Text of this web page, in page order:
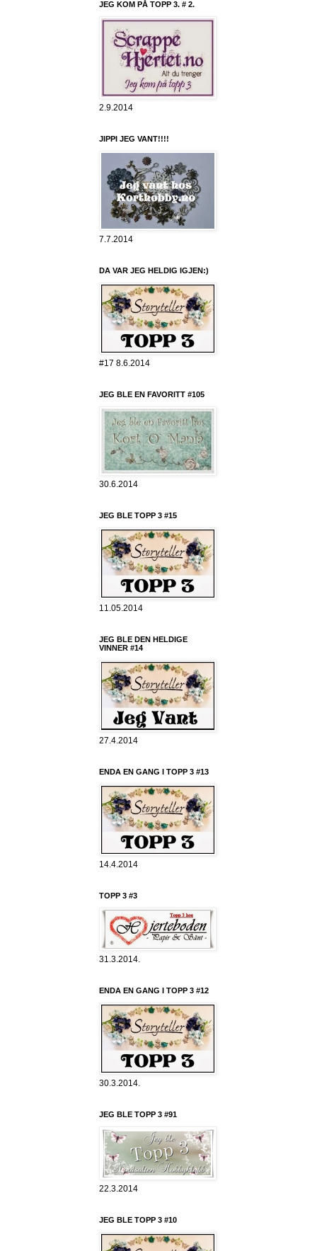
JEG KOM PÅ TOPP 3. # 2.
2.9.2014
JIPPI JEG VANT!!!!
7.7.2014
DA VAR JEG HELDIG IGJEN:)
#17 8.6.2014
JEG BLE EN FAVORITT #105
30.6.2014
JEG BLE TOPP 3 #15
11.05.2014
JEG BLE DEN HELDIGE
VINNER #14
27.4.2014
ENDA EN GANG I TOPP 3 #13
14.4.2014
TOPP 3 #3
31.3.2014.
ENDA EN GANG I TOPP 3 #12
30.3.2014.
JEG BLE TOPP 3 #91
22.3.2014
JEG BLE TOPP 3 #10